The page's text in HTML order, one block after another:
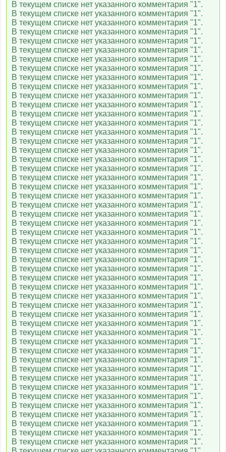
В текущем списке нет указанного комментария "1".
В текущем списке нет указанного комментария "1".
В текущем списке нет указанного комментария "1".
В текущем списке нет указанного комментария "1".
В текущем списке нет указанного комментария "1".
В текущем списке нет указанного комментария "1".
В текущем списке нет указанного комментария "1".
В текущем списке нет указанного комментария "1".
В текущем списке нет указанного комментария "1".
В текущем списке нет указанного комментария "1".
В текущем списке нет указанного комментария "1".
В текущем списке нет указанного комментария "1".
В текущем списке нет указанного комментария "1".
В текущем списке нет указанного комментария "1".
В текущем списке нет указанного комментария "1".
В текущем списке нет указанного комментария "1".
В текущем списке нет указанного комментария "1".
В текущем списке нет указанного комментария "1".
В текущем списке нет указанного комментария "1".
В текущем списке нет указанного комментария "1".
В текущем списке нет указанного комментария "1".
В текущем списке нет указанного комментария "1".
В текущем списке нет указанного комментария "1".
В текущем списке нет указанного комментария "1".
В текущем списке нет указанного комментария "1".
В текущем списке нет указанного комментария "1".
В текущем списке нет указанного комментария "1".
В текущем списке нет указанного комментария "1".
В текущем списке нет указанного комментария "1".
В текущем списке нет указанного комментария "1".
В текущем списке нет указанного комментария "1".
В текущем списке нет указанного комментария "1".
В текущем списке нет указанного комментария "1".
В текущем списке нет указанного комментария "1".
В текущем списке нет указанного комментария "1".
В текущем списке нет указанного комментария "1".
В текущем списке нет указанного комментария "1".
В текущем списке нет указанного комментария "1".
В текущем списке нет указанного комментария "1".
В текущем списке нет указанного комментария "1".
В текущем списке нет указанного комментария "1".
В текущем списке нет указанного комментария "1".
В текущем списке нет указанного комментария "1".
В текущем списке нет указанного комментария "1".
В текущем списке нет указанного комментария "1".
В текущем списке нет указанного комментария "1".
В текущем списке нет указанного комментария "1".
В текущем списке нет указанного комментария "1".
В текущем списке нет указанного комментария "1".